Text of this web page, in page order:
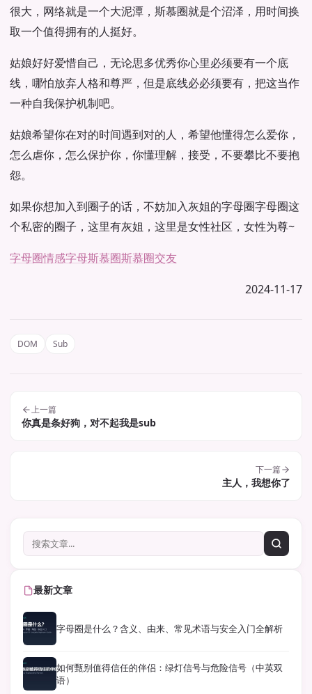
很大，网络就是一个大泥潭，斯慕圈就是个沼泽，用时间换
取一个值得拥有的人挺好。
姑娘好好爱惜自己，无论思多优秀你心里必须要有一个底
线，哪怕放弃人格和尊严，但是底线必必须要有，把这当作
一种自我保护机制吧。
姑娘希望你在对的时间遇到对的人，希望他懂得怎么爱你，
怎么虐你，怎么保护你，你懂理解，接受，不要攀比不要抱
怨。
如果你想加入到圈子的话，不妨加入灰姐的字母圈字母圈这
个私密的圈子，这里有灰姐，这里是女性社区，女性为尊~
字母圈情感字母斯慕圈斯慕圈交友
2024-11-17
DOM Sub
上一篇
你真是条好狗，对不起我是sub
下一篇
主人，我想你了
最新文章
字母圈是什么？含义、由来、常见术语与安全入门全解析
如何甄别值得信任的伴侣：绿灯信号与危险信号（中英双
语）